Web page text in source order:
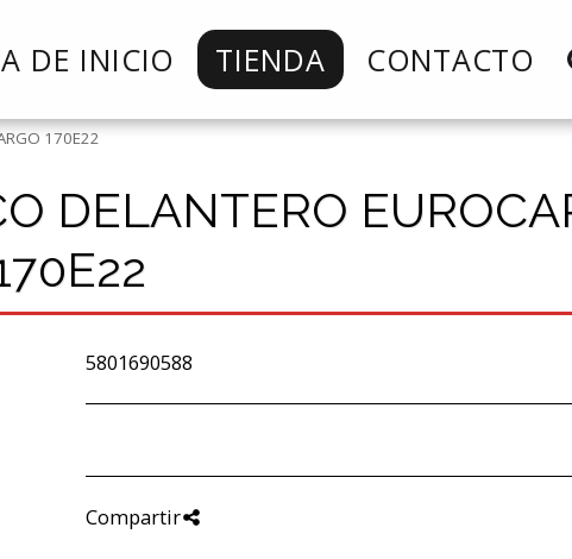
DE INICIO TIENDA CONTACTO
170E22
DELANTERO
5801690588
Compartir